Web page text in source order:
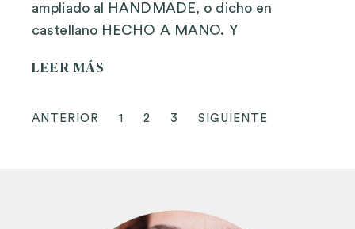
ampliado al HANDMADE, o dicho en
castellano HECHO A MANO. Y
LEER MÁS
ANTERIOR 1 2 3 SIGUIENTE